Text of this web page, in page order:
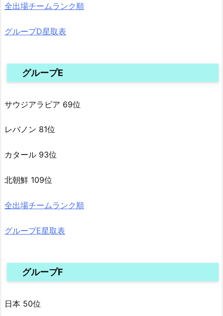
全出場チームランク順
グループD星取表
グループE
サウジアラビア 69位
レバノン 81位
カタール 93位
北朝鮮 109位
全出場チームランク順
グループE星取表
グループF
日本 50位